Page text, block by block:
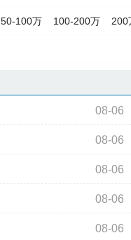
50-100万 100-200万 200
08-06
08-06
08-06
08-06
08-06